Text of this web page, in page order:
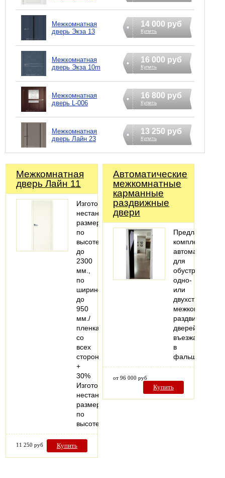
Межкомнатная
дверь Экзa 13
14 000 руб
Купить
Межкомнатная
дверь Экзa 10m
16 000 руб
Купить
Межкомнатная
дверь L-006
16 800 руб
Купить
Межкомнатная
дверь Лайн 23
13 250 руб
Купить
Межкомнатная
дверь Лайн 11
Изготовление
нестандартных
размеров
по
высоте
до
2300
мм.,
по
ширине
до
950
мм./
пленка
со
всех
сторон
+
30%
Изготовление
нестандартных
размеров
по
высоте…
11 250 руб Купить
Автоматические
межкомнатные
карманные
раздвижные
двери
Предлагаем
комплекты
автоматики
для
обустройства
одно-
или
двухстворчатых
межкомнатных
раздвижных
дверей,
въезжающих
в
фальшстену..
от 96 000 руб
Купить